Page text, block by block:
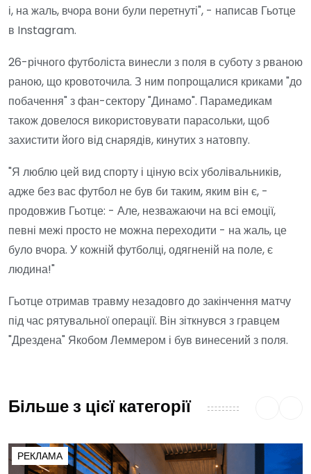
і, на жаль, вчора вони були перетнуті", - написав Гьотце
в Instagram.
26-річного футболіста винесли з поля в суботу з рваною
раною, що кровоточила. З ним попрощалися криками "до
побачення" з фан-сектору "Динамо". Парамедикам
також довелося використовувати парасольки, щоб
захистити його від снарядів, кинутих з натовпу.
"Я люблю цей вид спорту і ціную всіх уболівальників,
адже без вас футбол не був би таким, яким він є, -
продовжив Гьотце: - Але, незважаючи на всі емоції,
певні межі просто не можна переходити - на жаль, це
було вчора. У кожній футболці, одягненій на поле, є
людина!"
Гьотце отримав травму незадовго до закінчення матчу
під час рятувальної операції. Він зіткнувся з гравцем
"Дрездена" Якобом Леммером і був винесений з поля.
Більше з цієї категорії
РЕКЛАМА